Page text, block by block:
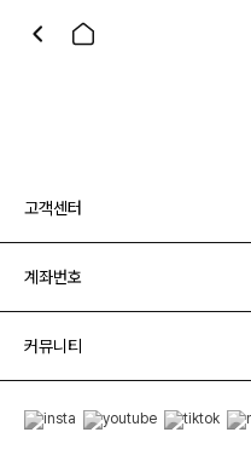
고객센터
계좌번호
커뮤니티